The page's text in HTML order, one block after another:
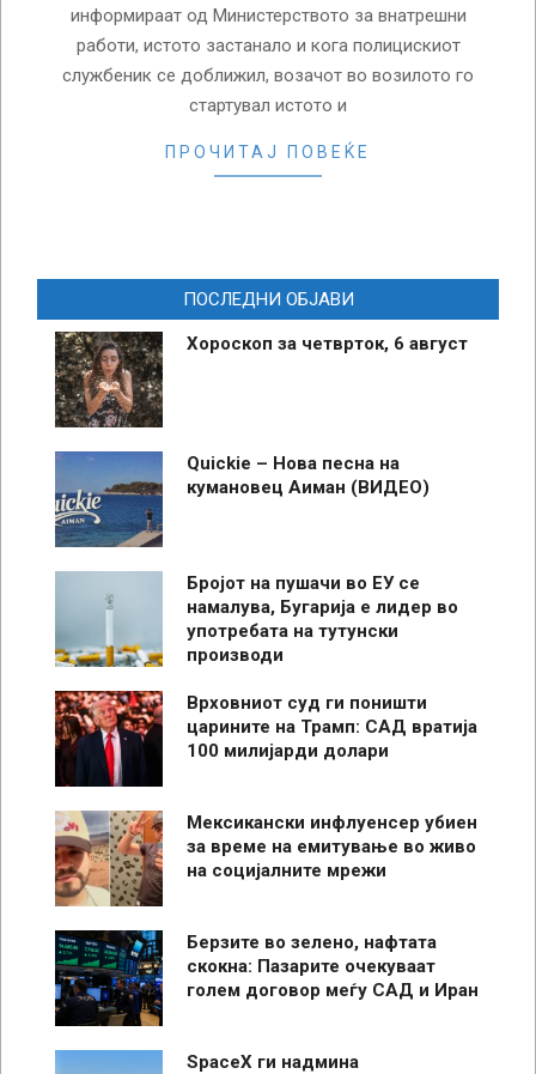
информираат од Министерството за внатрешни
работи, истото застанало и кога полицискиот
службеник се доближил, возачот во возилото го
стартувал истото и
ПРОЧИТАЈ ПОВЕЌЕ
ПОСЛЕДНИ ОБЈАВИ
Хороскоп за четврток, 6 август
Quickie – Нова песна на
кумановец Аиман (ВИДЕО)
Бројот на пушачи во ЕУ се
намалува, Бугарија е лидер во
употребата на тутунски
производи
Врховниот суд ги поништи
царините на Трамп: САД вратија
100 милијарди долари
Мексикански инфлуенсер убиен
за време на емитување во живо
на социјалните мрежи
Берзите во зелено, нафтата
скокна: Пазарите очекуваат
голем договор меѓу САД и Иран
SpaceX ги надмина